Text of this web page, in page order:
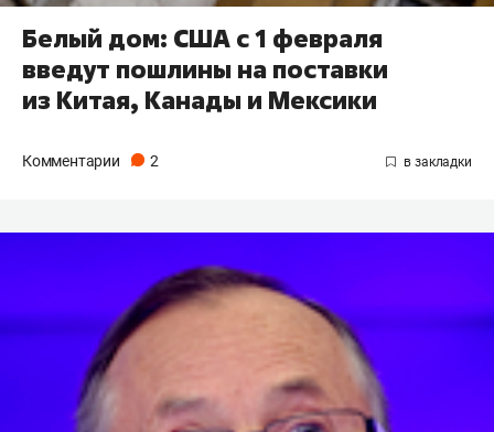
Белый дом: США с 1 февраля
введут пошлины на поставки
из Китая, Канады и Мексики
Комментарии 2